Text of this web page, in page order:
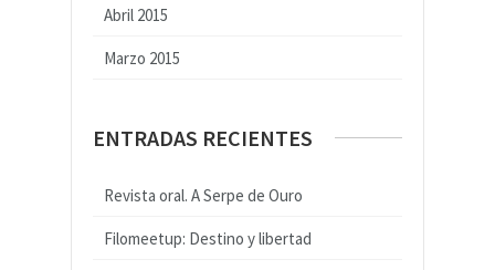
Abril 2015
Marzo 2015
ENTRADAS RECIENTES
Revista oral. A Serpe de Ouro
Filomeetup: Destino y libertad